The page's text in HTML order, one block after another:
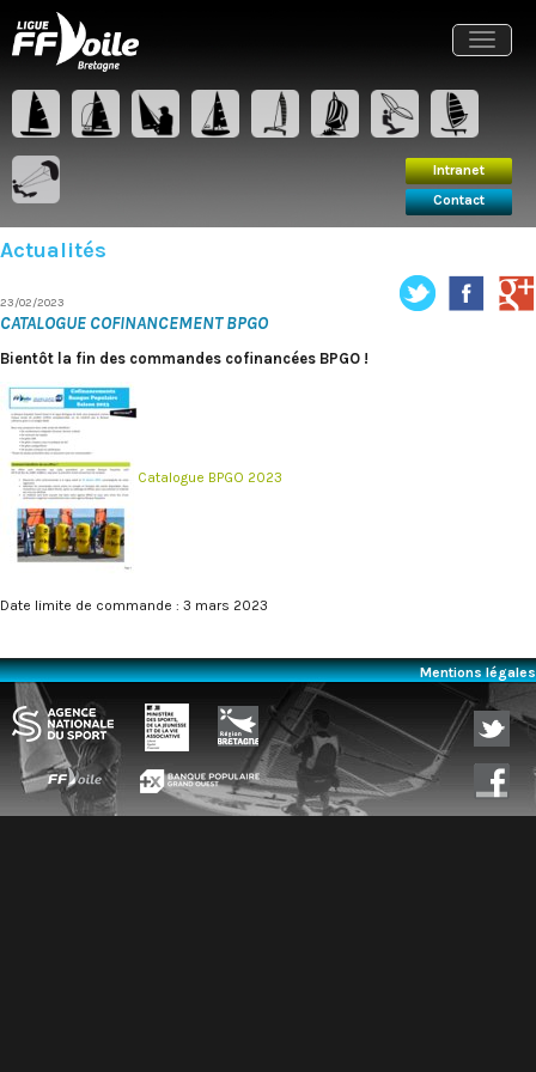
Actualités
23/02/2023
CATALOGUE COFINANCEMENT BPGO
Bientôt la fin des commandes cofinancées BPGO !
Catalogue BPGO 2023
Date limite de commande : 3 mars 2023
Mentions légales
Intranet
Contact
Intranet
Toggle